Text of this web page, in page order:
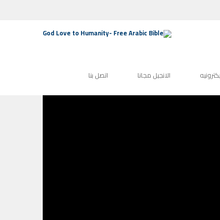
الانجيل مجانا اتصل بنا
الصفحة الرئيسية مؤتمرات مؤتمر 2022